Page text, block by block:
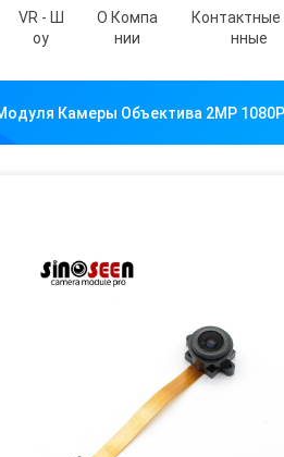
VR - Ш
Оу
О Компа
Нии
Нные
Камеры Объектива 2MP 1080P